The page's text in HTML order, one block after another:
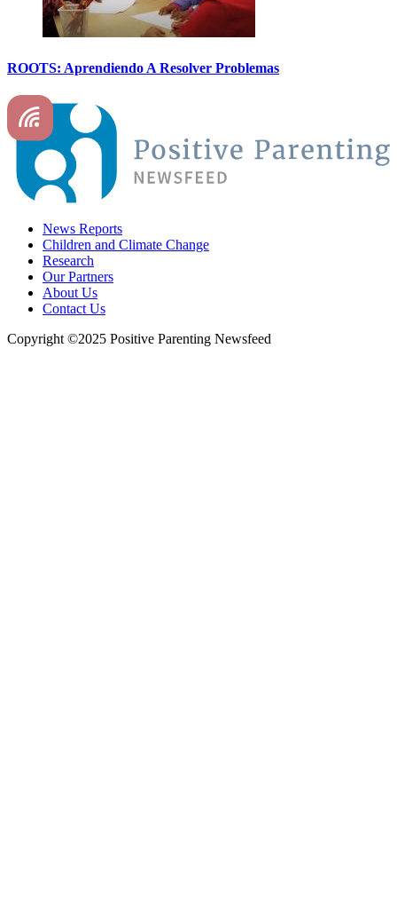
ROOTS: Aprendiendo A Resolver Problemas
News Reports
Children and Climate Change
Research
Our Partners
About Us
Contact Us
Copyright ©2025 Positive Parenting Newsfeed